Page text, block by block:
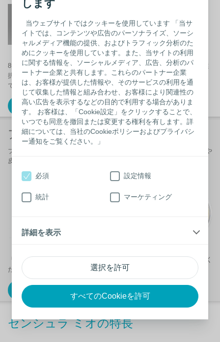
します
当ウェブサイトではクッキーを使用しています 「当サ
イトでは、コンテンツや広告のパーソナライズ、ソーシ
ャルメディア機能の提供、およびトラフィック分析のた
めにクッキーを使用しています。また、当サイトの利用
に関する情報を、ソーシャルメディア、広告、分析のパ
ートナー企業と共有します。これらのパートナー企業
は、お客様が提供した情報や、そのサービスの利用を通
じて収集した情報と組み合わせ、お客様により関連性の
高い広告を表示するなどの目的で利用する場合がありま
す。 お客様は、「Cookie設定」をクリックすることで、
いつでも同意を撤回または変更する権利を有します。詳
細については、当社のCookieポリシーおよびプライバシ
ー通知をご覧ください。」
選択を許可
すべてのCookieを許可
必須 設定情報
統計 マーケティング
詳細を表示
8つの簡単な質問に回答することで、ご自身に最適のストーマ装具を選
択するツール「ボディ・チェック」。体形は時間ともに変化しますの
で、定期的に実施することをお勧めします。
「ボディチェック」はこちら
アクセサリー製品の選び方
ブラバは伸縮性皮膚保護テープを始め、装具の密着を助けたり、漏れや
皮膚トラブルなどを解消するためのアクセサリー・シリーズです。
「ストーマケアお悩み別ガイド」で、ご自身の状況に合う製品をご覧く
ださい。
お悩み別ガイドを見る
センシュラ ミオの特長